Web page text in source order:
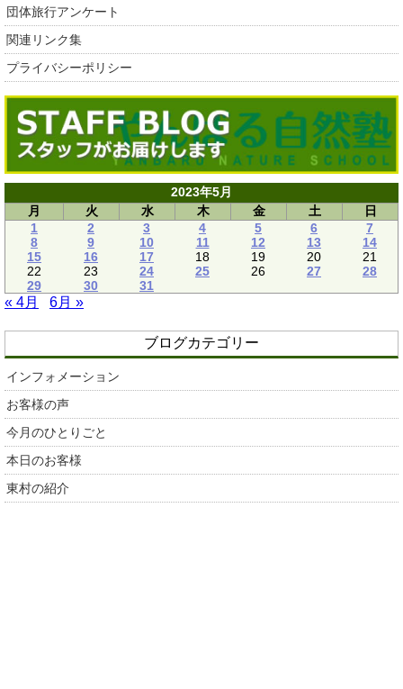
団体旅行アンケート
関連リンク集
プライバシーポリシー
2023年5月
月
火 水 木 金 土
日
1
2 3 4 5 6
7
8
9 10 11 12 13
14
15
16 17 18 19 20
21
22
23 24 25 26 27
28
29
30 31
« 4月 6月 »
ブログカテゴリー
インフォメーション
お客様の声
今月のひとりごと
本日のお客様
東村の紹介